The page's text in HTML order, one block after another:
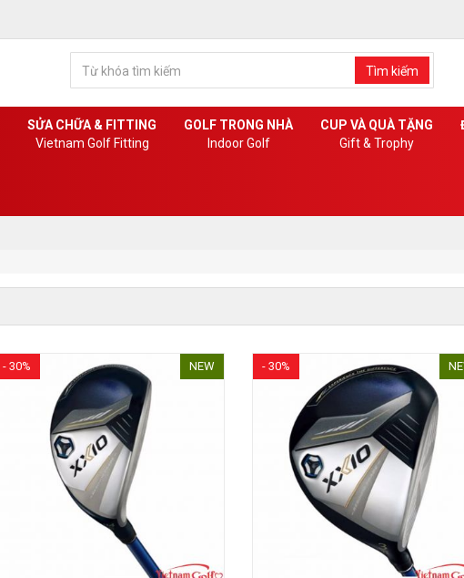
Tìm kiếm
SỬA CHỮA & FITTING
Vietnam Golf Fitting
GOLF TRONG NHÀ
Indoor Golf
CUP VÀ QUÀ TẶNG
Gift & Trophy
- 30% NEW - 30%